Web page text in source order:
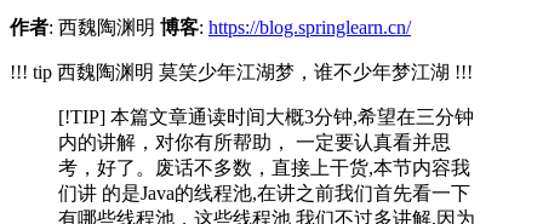
作者: 西魏陶渊明 博客: https://blog.springlearn.cn/
!!! tip 西魏陶渊明 莫笑少年江湖梦，谁不少年梦江湖 !!!
[!TIP] 本篇文章通读时间大概3分钟,希望在三分钟
内的讲解，对你有所帮助， 一定要认真看并思
考，好了。废话不多数，直接上干货,本节内容我
们讲 的是Java的线程池,在讲之前我们首先看一下
有哪些线程池，这些线程池 我们不过多讲解,因为